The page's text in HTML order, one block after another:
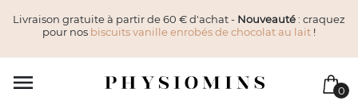
Livraison gratuite à partir de 60 € d'achat - Nouveauté: craquez
pour nos biscuits vanille enrobés de chocolat au lait !
 0